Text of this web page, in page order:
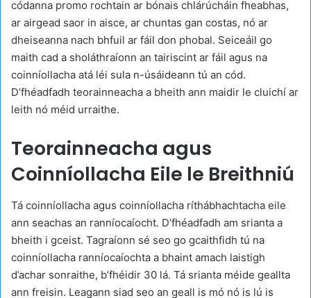
códanna promo rochtain ar bónais chlárúcháin fheabhas,
ar airgead saor in aisce, ar chuntas gan costas, nó ar
dheiseanna nach bhfuil ar fáil don phobal. Seiceáil go
maith cad a sholáthraíonn an tairiscint ar fáil agus na
coinníollacha atá léi sula n-úsáideann tú an cód.
D’fhéadfadh teorainneacha a bheith ann maidir le cluichí ar
leith nó méid urraithe.
Teorainneacha agus
Coinníollacha Eile le Breithniú
Tá coinníollacha agus coinníollacha ríthábhachtacha eile
ann seachas an ranníocaíocht. D’fhéadfadh am srianta a
bheith i gceist. Tagraíonn sé seo go gcaithfidh tú na
coinníollacha ranníocaíochta a bhaint amach laistigh
d’achar sonraithe, b’fhéidir 30 lá. Tá srianta méide geallta
ann freisin. Leagann siad seo an geall is mó nó is lú is